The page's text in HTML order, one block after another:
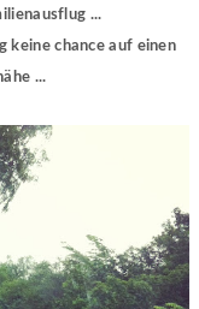
...
keine chance auf einen
...